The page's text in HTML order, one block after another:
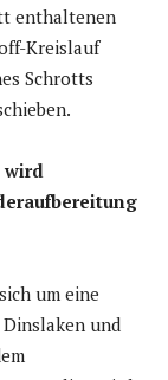
enthaltenen
Kreislauf
Schrotts
wird
um eine
und